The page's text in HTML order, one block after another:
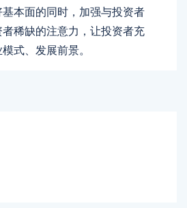
本面的同时，加强与投资者
稀缺的注意力，让投资者充
式、发展前景。